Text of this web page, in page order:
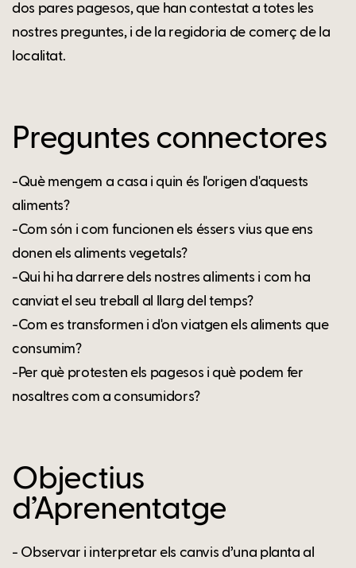
dos pares pagesos, que han contestat a totes les
nostres preguntes, i de la regidoria de comerç de la
localitat.
Preguntes connectores
-Què mengem a casa i quin és l'origen d'aquests
aliments?
-Com són i com funcionen els éssers vius que ens
donen els aliments vegetals?
-Qui hi ha darrere dels nostres aliments i com ha
canviat el seu treball al llarg del temps?
-Com es transformen i d'on viatgen els aliments que
consumim?
-Per què protesten els pagesos i què podem fer
nosaltres com a consumidors?
Objectius
d’Aprenentatge
- Observar i interpretar els canvis d’una planta al